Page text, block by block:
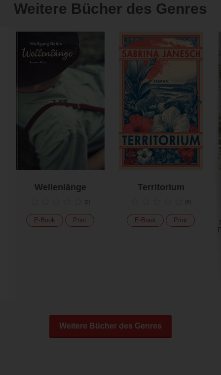
Weitere Bücher des Genres
Wellenlänge
(0
E-Book Print
Territorium
(0
E-Book Print
Weitere Bücher des Genres